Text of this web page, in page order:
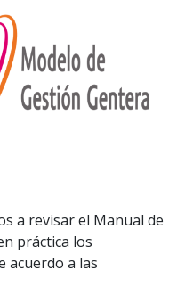
a revisar el Manual de
práctica los
acuerdo a las